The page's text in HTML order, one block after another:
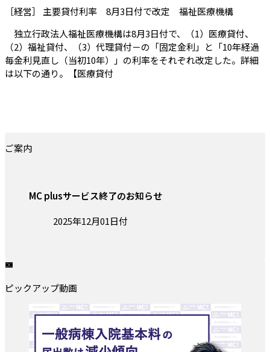
［経営］ 主要貸付利率 8月3日付で改定 福祉医療機構（会員
独立行政法人福祉医療機構は8月3日付で、（1）医療貸付、
（2）福祉貸付、（3）代理貸付－の「固定金利」と「10年経過
毎金利見直し（当初10年）」の利率をそれぞれ改定した。詳細
は以下の通り。【医療貸付
ご案内
MC plusサービス終了のお知らせ
投稿日:2025年12月01日付
ピックアップ動画